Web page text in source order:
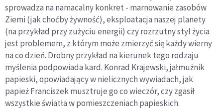
sprowadza na namacalny konkret - marnowanie zasobów
Ziemi (jak choćby żywność), eksploatacja naszej planety
(na przykład przy zużyciu energii) czy rozrzutny styl życia
jest problemem, z którym może zmierzyć się każdy wierny
na co dzień. Drobny przykład na kierunek tego rodzaju
myślenia podpowiada kard. Konrad Krajewski, jałmużnik
papieski, opowiadający w nielicznych wywiadach, jak
papież Franciszek musztruje go co wieczór, czy zgasił
wszystkie światła w pomieszczeniach papieskich.